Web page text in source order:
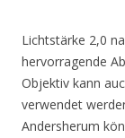
Lichtstärke 2,0
hervorragende
Objektiv kann
verwendet
Andersherum